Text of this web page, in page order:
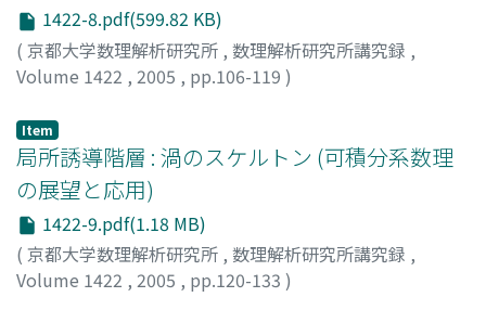
1422-8.pdf(599.82 KB)
( 京都大学数理解析研究所 , 数理解析研究所講究録 ,
Volume 1422 , 2005 , pp.106-119 )
Item
局所誘導階層 : 渦のスケルトン (可積分系数理
の展望と応用)
1422-9.pdf(1.18 MB)
( 京都大学数理解析研究所 , 数理解析研究所講究録 ,
Volume 1422 , 2005 , pp.120-133 )